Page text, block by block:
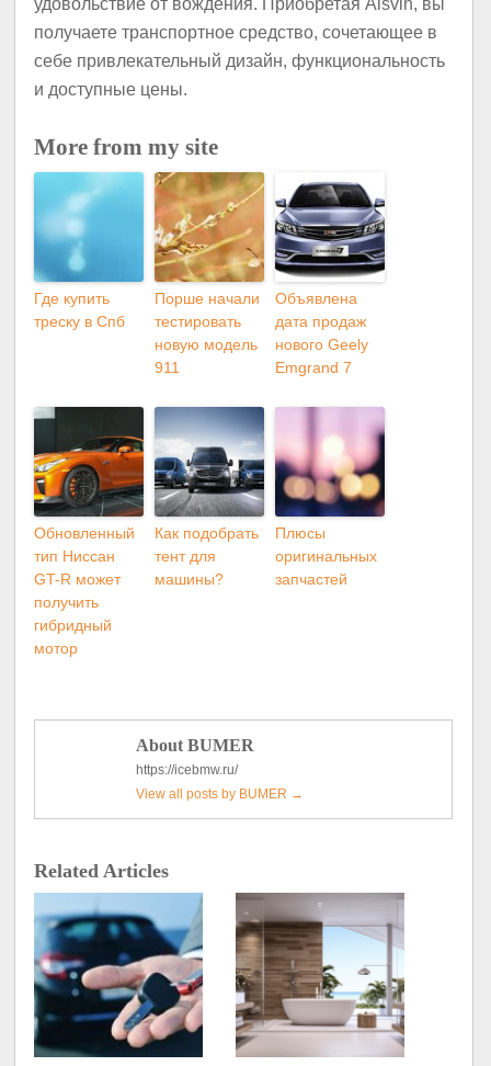
удовольствие от вождения. Приобретая Alsvin, вы
получаете транспортное средство, сочетающее в
себе привлекательный дизайн, функциональность
и доступные цены.
More from my site
Где купить
треску в Спб
Порше начали
тестировать
новую модель
911
Объявлена
дата продаж
нового Geely
Emgrand 7
Обновленный
тип Ниссан
GT-R может
получить
гибридный
мотор
Как подобрать
тент для
машины?
Плюсы
оригинальных
запчастей
About BUMER
https://icebmw.ru/
View all posts by BUMER →
Related Articles